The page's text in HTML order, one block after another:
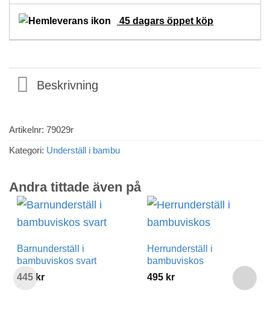
45 dagars öppet köp
Beskrivning
Artikelnr: 79029r
Kategori: Underställ i bambu
Andra tittade även på
Barnunderställ i
bambuviskos svart
445 kr
Herrunderställ i
bambuviskos
495 kr